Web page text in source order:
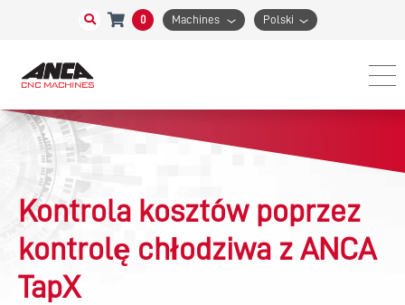
0 Machines Polski
Kontrola kosztów poprzez
kontrolę chłodziwa z ANCA
TapX